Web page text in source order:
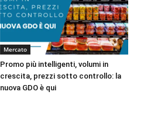
Mercato
Promo più intelligenti, volumi in
crescita, prezzi sotto controllo: la
nuova GDO è qui